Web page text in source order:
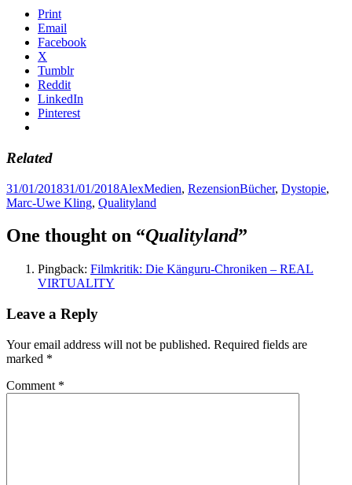
Print
Email
Facebook
X
Tumblr
Reddit
LinkedIn
Pinterest
Related
Posted
on
31/01/201831/01/2018Author
AlexCategories
Medien, RezensionTags
Bücher, Dystopie,
Marc-Uwe Kling, Qualityland
One thought on “Qualityland”
Pingback: Filmkritik: Die Känguru-Chroniken – REAL
VIRTUALITY
Leave a Reply
Your email address will not be published. Required fields are
marked *
Comment *